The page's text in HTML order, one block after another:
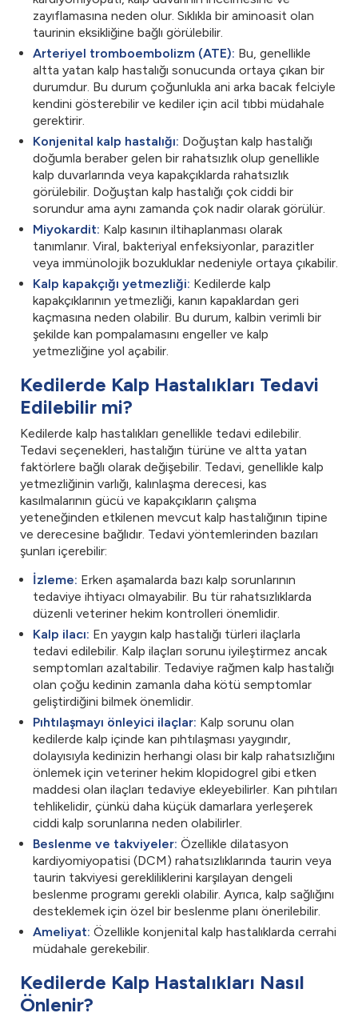
zayıflamasına neden olur. Sıklıkla bir aminoasit olan
taurinin eksikliğine bağlı görülebilir.
Arteriyel tromboembolizm (ATE): Bu, genellikle
altta yatan kalp hastalığı sonucunda ortaya çıkan bir
durumdur. Bu durum çoğunlukla ani arka bacak felciyle
kendini gösterebilir ve kediler için acil tıbbi müdahale
gerektirir.
Konjenital kalp hastalığı: Doğuştan kalp hastalığı
doğumla beraber gelen bir rahatsızlık olup genellikle
kalp duvarlarında veya kapakçıklarda rahatsızlık
görülebilir. Doğuştan kalp hastalığı çok ciddi bir
sorundur ama aynı zamanda çok nadir olarak görülür.
Miyokardit: Kalp kasının iltihaplanması olarak
tanımlanır. Viral, bakteriyal enfeksiyonlar, parazitler
veya immünolojik bozukluklar nedeniyle ortaya çıkabilir.
Kalp kapakçığı yetmezliği: Kedilerde kalp
kapakçıklarının yetmezliği, kanın kapaklardan geri
kaçmasına neden olabilir. Bu durum, kalbin verimli bir
şekilde kan pompalamasını engeller ve kalp
yetmezliğine yol açabilir.
Kedilerde Kalp Hastalıkları Tedavi
Edilebilir mi?
Kedilerde kalp hastalıkları genellikle tedavi edilebilir.
Tedavi seçenekleri, hastalığın türüne ve altta yatan
faktörlere bağlı olarak değişebilir. Tedavi, genellikle kalp
yetmezliğinin varlığı, kalınlaşma derecesi, kas
kasılmalarının gücü ve kapakçıkların çalışma
yeteneğinden etkilenen mevcut kalp hastalığının tipine
ve derecesine bağlıdır. Tedavi yöntemlerinden bazıları
şunları içerebilir:
İzleme: Erken aşamalarda bazı kalp sorunlarının
tedaviye ihtiyacı olmayabilir. Bu tür rahatsızlıklarda
düzenli veteriner hekim kontrolleri önemlidir.
Kalp ilacı: En yaygın kalp hastalığı türleri ilaçlarla
tedavi edilebilir. Kalp ilaçları sorunu iyileştirmez ancak
semptomları azaltabilir. Tedaviye rağmen kalp hastalığı
olan çoğu kedinin zamanla daha kötü semptomlar
geliştirdiğini bilmek önemlidir.
Pıhtılaşmayı önleyici ilaçlar: Kalp sorunu olan
kedilerde kalp içinde kan pıhtılaşması yaygındır,
dolayısıyla kedinizin herhangi olası bir kalp rahatsızlığını
önlemek için veteriner hekim klopidogrel gibi etken
maddesi olan ilaçları tedaviye ekleyebilirler. Kan pıhtıları
tehlikelidir, çünkü daha küçük damarlara yerleşerek
ciddi kalp sorunlarına neden olabilirler.
Beslenme ve takviyeler: Özellikle dilatasyon
kardiyomiyopatisi (DCM) rahatsızlıklarında taurin veya
taurin takviyesi gerekliliklerini karşılayan dengeli
beslenme programı gerekli olabilir. Ayrıca, kalp sağlığını
desteklemek için özel bir beslenme planı önerilebilir.
Ameliyat: Özellikle konjenital kalp hastalıklarda cerrahi
müdahale gerekebilir.
Kedilerde Kalp Hastalıkları Nasıl
Önlenir?